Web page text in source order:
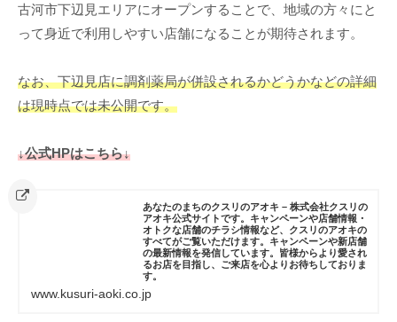
古河市下辺見エリアにオープンすることで、地域の方々にと
って身近で利用しやすい店舗になることが期待されます。
なお、下辺見店に調剤薬局が併設されるかどうかなどの詳細
は現時点では未公開です。
↓公式HPはこちら↓
あなたのまちのクスリのアオキ – 株式会社クスリの
アオキ公式サイトです。キャンペーンや店舗情報・
オトクな店舗のチラシ情報など、クスリのアオキの
すべてがご覧いただけます。キャンペーンや新店舗
の最新情報を発信しています。皆様からより愛され
るお店を目指し、ご来店を心よりお待ちしておりま
す。
www.kusuri-aoki.co.jp